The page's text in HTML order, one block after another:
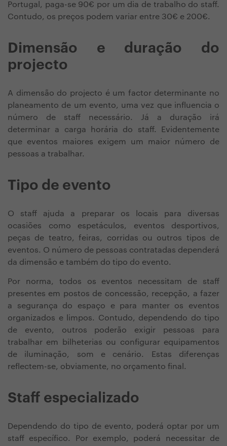
Portugal, paga-se 90€ por um dia de trabalho do staff.
Contudo, os preços podem variar entre 30€ e 200€.
Dimensão e duração do
projecto
A dimensão do projecto é um factor determinante no
planeamento de um evento, uma vez que influencia o
número de staff necessário. Já a duração irá
determinar a carga horária do staff. Evidentemente
que eventos maiores exigem um maior número de
pessoas a trabalhar.
Tipo de evento
O staff ajuda a preparar os locais para diversas
ocasiões como espetáculos, eventos desportivos,
peças de teatro, feiras, corridas ou outros tipos de
eventos. O número de pessoas contratadas dependerá
da dimensão e também do tipo do evento.
Por norma, todos os eventos necessitam de staff
presentes em postos de concessão, recepção, a fazer
a segurança do espaço e para manter os eventos
organizados e limpos. Contudo, dependendo do tipo
de evento, outros poderão exigir pessoas para
trabalhar em bilheterias ou configurar equipamentos
de iluminação, som e cenário. Estas diferenças
reflectem-se, obviamente, no orçamento final.
Staff especializado
Dependendo do tipo de evento, poderá optar por um
staff específico. Por exemplo, poderá necessitar de